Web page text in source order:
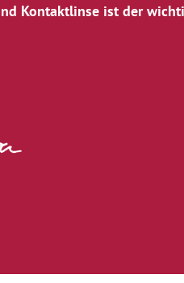
Kontaktlinse ist der